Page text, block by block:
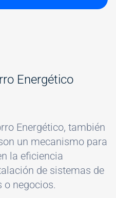
Energético
Energético, también
un mecanismo para
la eficiencia
de sistemas de
o negocios.